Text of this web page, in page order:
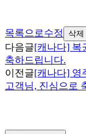
목록으로수정 삭제
다음글[캐나다] 복
축하드립니다.
이전글[캐나다] 영
고객님, 진심으로